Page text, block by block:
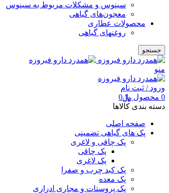
سینوس و مشکلات مربوط به سینوس
معجون‌های گیاهی
محصولات عطاری
روغنهای گیاهی
جستجو
منو
ورود / ثبت نام
0 محصول ﷼0
دسته بندی کالاها
صفحه اصلی
پک های گیاهی تضمینی
پک چاقی و لاغری
پک چاقی
پک لاغری
پک کبد چرب و صفرا
پک معده
پک پروستات و مجاری ادراری